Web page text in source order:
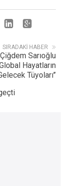
SIRADAKI HABER
Sarıoğlu
Hayatların
Tüyoları’’